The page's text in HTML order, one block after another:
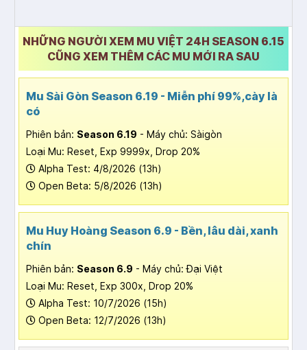
NHỮNG NGƯỜI XEM MU VIỆT 24H SEASON 6.15
CŨNG XEM THÊM CÁC MU MỚI RA SAU
Mu Sài Gòn Season 6.19 - Miễn phí 99%,cày là
có
Phiên bản: Season 6.19 - Máy chủ: Sàigòn
Loại Mu: Reset, Exp 9999x, Drop 20%
Alpha Test: 4/8/2026 (13h)
Open Beta: 5/8/2026 (13h)
Mu Huy Hoàng Season 6.9 - Bền, lâu dài, xanh
chín
Phiên bản: Season 6.9 - Máy chủ: Đại Việt
Loại Mu: Reset, Exp 300x, Drop 20%
Alpha Test: 10/7/2026 (15h)
Open Beta: 12/7/2026 (13h)